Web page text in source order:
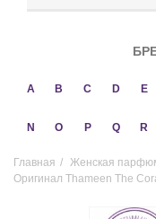
A B C D E
N O P Q R
Главная / Женская
Оригинал Thameen The